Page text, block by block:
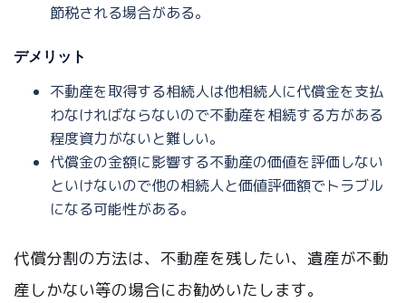
節税される場合がある。
デメリット
不動産を取得する相続人は他相続人に代償金を支払
わなければならないので不動産を相続する方がある
程度資力がないと難しい。
代償金の金額に影響する不動産の価値を評価しない
といけないので他の相続人と価値評価額でトラブル
になる可能性がある。
代償分割の方法は、不動産を残したい、遺産が不動
産しかない等の場合にお勧めいたします。